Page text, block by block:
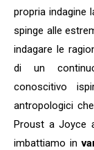
propria indagine
spinge alle
indagare le
di un
conoscitivo
antropologici
Proust a Joyce
imbattiamo in